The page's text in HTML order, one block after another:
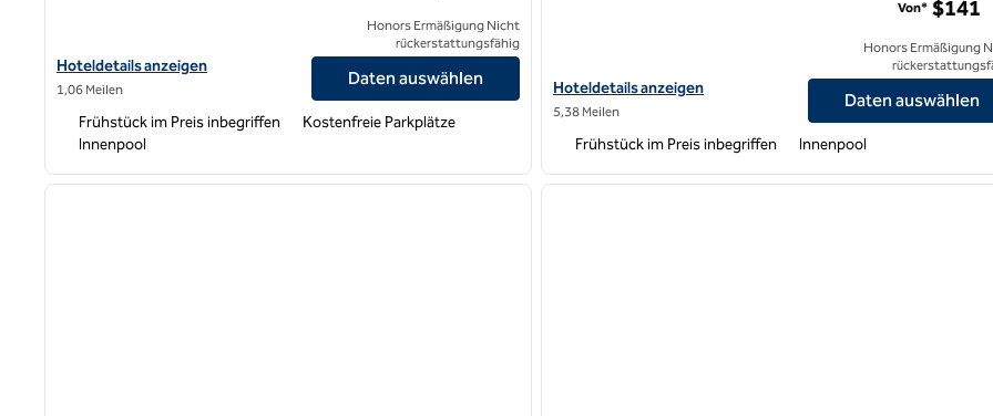
Hoteldetails für Home2 Suites by Hilton Los Angeles Montebello anzeigen
Hoteldetails anzeigen
1,06 Meilen
Honors Ermäßigung Nicht
rückerstattungsfähig
Daten auswählen
Frühstück im Preis inbegriffen
Kostenfreie Parkplätze
Innenpool
Hoteldetails für Embassy Suites by Hilton Los Angeles Downey
Hoteldetails anzeigen
5,38 Meilen
Von* $141
Honors Ermäßigung
Daten auswählen
Frühstück im Preis inbegriffen Innenpool
1 von 12
nächstes Bild
1 von 12